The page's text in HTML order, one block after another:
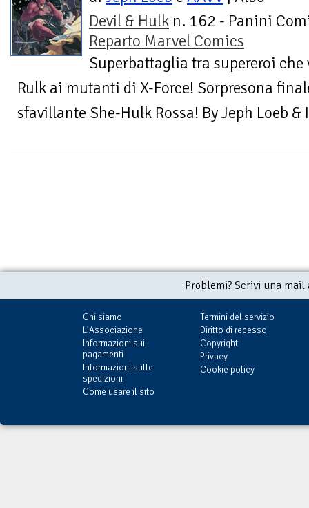
Devil & Hulk n. 162 - Panini
Reparto Marvel Comics
Superbattaglia tra supereroi
Rulk ai mutanti di X-Force! Sorpresona
sfavillante She-Hulk Rossa! By Jeph Loeb
Problemi? Scrivi una
Chi siamo
L'Associazione
Informazioni sui
pagamenti
Informazioni sulle
spedizioni
Come usare il sito
Termini del servizio
Diritto di recesso
Copyright
Privacy
Cookie policy